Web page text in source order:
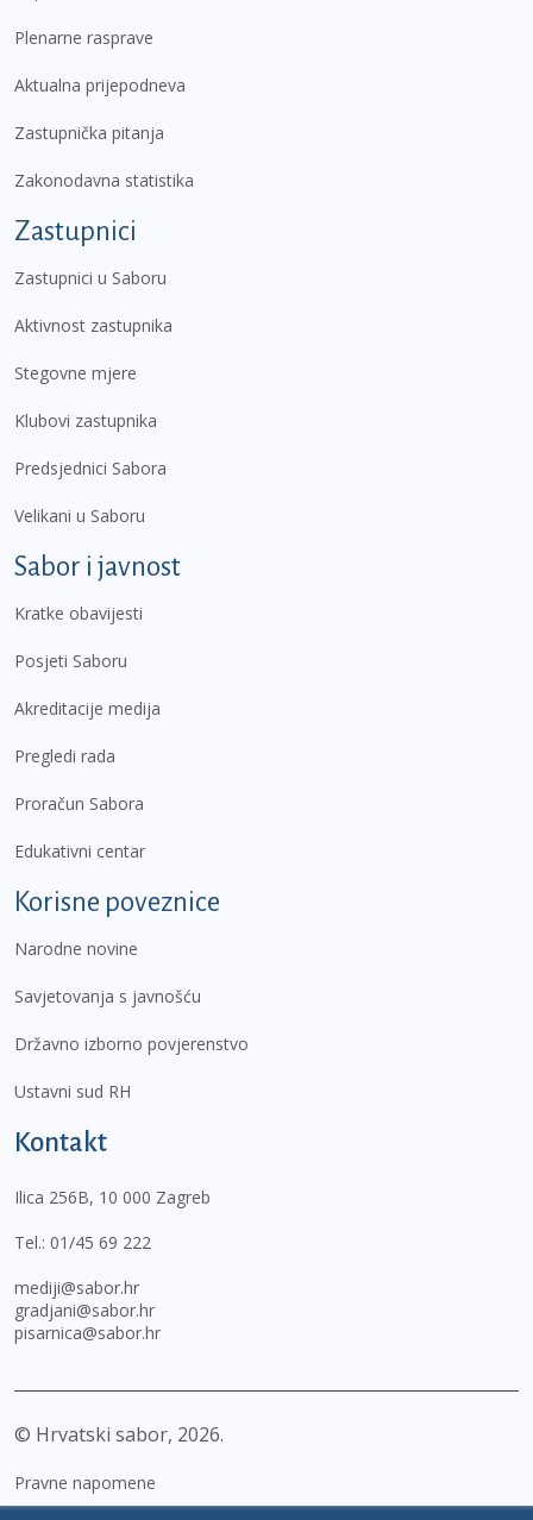
Plenarne rasprave
Aktualna prijepodneva
Zastupnička pitanja
Zakonodavna statistika
Zastupnici
Zastupnici u Saboru
Aktivnost zastupnika
Stegovne mjere
Klubovi zastupnika
Predsjednici Sabora
Velikani u Saboru
Sabor i javnost
Kratke obavijesti
Posjeti Saboru
Akreditacije medija
Pregledi rada
Proračun Sabora
Edukativni centar
Korisne poveznice
Narodne novine
Savjetovanja s javnošću
Državno izborno povjerenstvo
Ustavni sud RH
Kontakt
Ilica 256B, 10 000 Zagreb
Tel.: 01/45 69 222
mediji@sabor.hr
gradjani@sabor.hr
pisarnica@sabor.hr
© Hrvatski sabor, 2026
Pravne napomene